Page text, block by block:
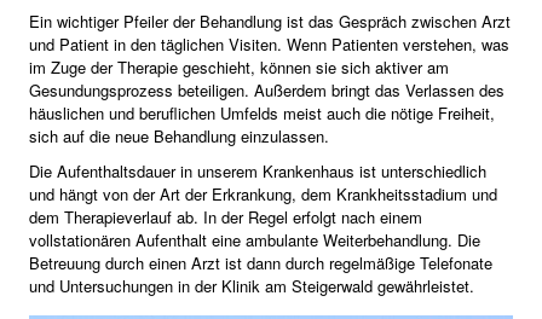
Ein wichtiger Pfeiler der Behandlung ist das Gespräch zwischen Arzt
und Patient in den täglichen Visiten. Wenn Patienten verstehen, was
im Zuge der Therapie geschieht, können sie sich aktiver am
Gesundungsprozess beteiligen. Außerdem bringt das Verlassen des
häuslichen und beruflichen Umfelds meist auch die nötige Freiheit,
sich auf die neue Behandlung einzulassen.
Die Aufenthaltsdauer in unserem Krankenhaus ist unterschiedlich
und hängt von der Art der Erkrankung, dem Krankheitsstadium und
dem Therapieverlauf ab. In der Regel erfolgt nach einem
vollstationären Aufenthalt eine ambulante Weiterbehandlung. Die
Betreuung durch einen Arzt ist dann durch regelmäßige Telefonate
und Untersuchungen in der Klinik am Steigerwald gewährleistet.